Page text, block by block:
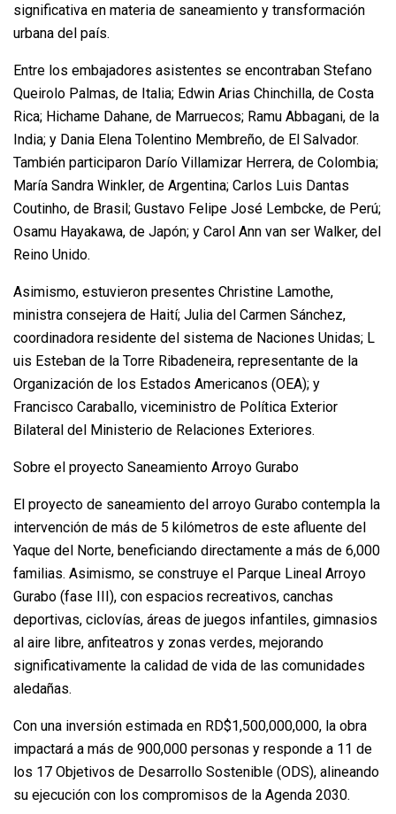
significativa en materia de saneamiento y transformación
urbana del país.
Entre los embajadores asistentes se encontraban Stefano
Queirolo Palmas, de Italia; Edwin Arias Chinchilla, de Costa
Rica; Hichame Dahane, de Marruecos; Ramu Abbagani, de la
India; y Dania Elena Tolentino Membreño, de El Salvador.
También participaron Darío Villamizar Herrera, de Colombia;
María Sandra Winkler, de Argentina; Carlos Luis Dantas
Coutinho, de Brasil; Gustavo Felipe José Lembcke, de Perú;
Osamu Hayakawa, de Japón; y Carol Ann van ser Walker, del
Reino Unido.
Asimismo, estuvieron presentes Christine Lamothe,
ministra consejera de Haití; Julia del Carmen Sánchez,
coordinadora residente del sistema de Naciones Unidas; L
uis Esteban de la Torre Ribadeneira, representante de la
Organización de los Estados Americanos (OEA); y
Francisco Caraballo, viceministro de Política Exterior
Bilateral del Ministerio de Relaciones Exteriores.
Sobre el proyecto Saneamiento Arroyo Gurabo
El proyecto de saneamiento del arroyo Gurabo contempla la
intervención de más de 5 kilómetros de este afluente del
Yaque del Norte, beneficiando directamente a más de 6,000
familias. Asimismo, se construye el Parque Lineal Arroyo
Gurabo (fase III), con espacios recreativos, canchas
deportivas, ciclovías, áreas de juegos infantiles, gimnasios
al aire libre, anfiteatros y zonas verdes, mejorando
significativamente la calidad de vida de las comunidades
aledañas.
Con una inversión estimada en RD$1,500,000,000, la obra
impactará a más de 900,000 personas y responde a 11 de
los 17 Objetivos de Desarrollo Sostenible (ODS), alineando
su ejecución con los compromisos de la Agenda 2030.